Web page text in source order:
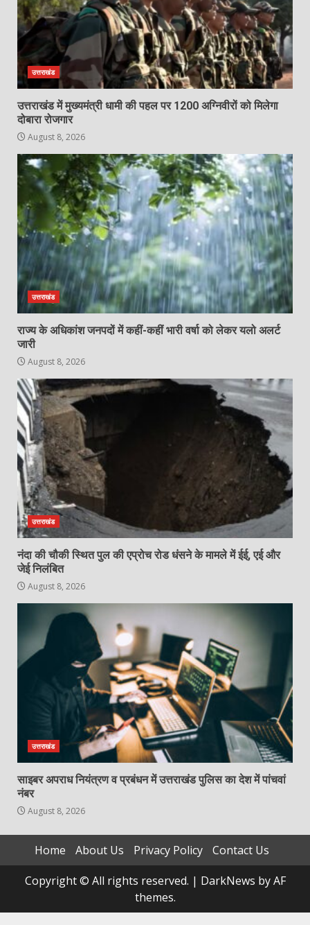
उत्तराखंड
उत्तराखंड में मुख्यमंत्री धामी की पहल पर 1200 अग्निवीरों को मिलेगा
दोबारा रोजगार
August 8, 2026
उत्तराखंड
राज्य के अधिकांश जनपदों में कहीं-कहीं भारी वर्षा को लेकर यलो अलर्ट
जारी
August 8, 2026
उत्तराखंड
नंदा की चौकी स्थित पुल की एप्रोच रोड धंसने के मामले में ईई, एई और
जेई निलंबित
August 8, 2026
उत्तराखंड
साइबर अपराध नियंत्रण व प्रबंधन में उत्तराखंड पुलिस का देश में पांचवां
नंबर
August 8, 2026
Home About Us Privacy Policy
Contact Us
Copyright © All rights reserved. | DarkNews by AF
themes.